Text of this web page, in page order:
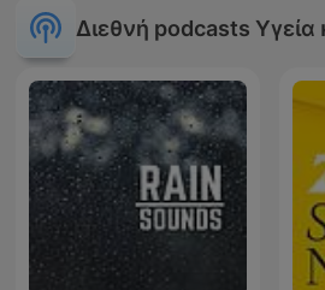
Διεθνή podcasts Υγεία